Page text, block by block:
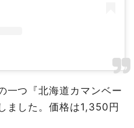
一つ『北海道カマンベー
ました。価格は1,350円